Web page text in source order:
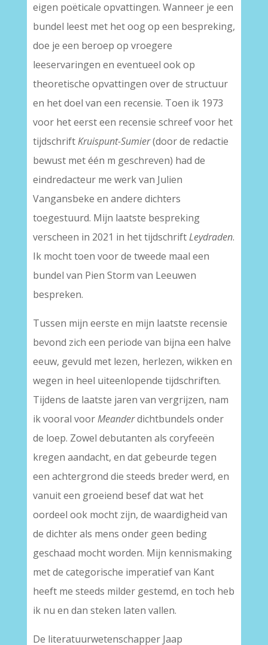
eigen poëticale opvattingen. Wanneer je een
bundel leest met het oog op een bespreking,
doe je een beroep op vroegere
leeservaringen en eventueel ook op
theoretische opvattingen over de structuur
en het doel van een recensie. Toen ik 1973
voor het eerst een recensie schreef voor het
tijdschriftKruispunt-Sumier(door de redactie
bewust met één m geschreven) had de
eindredacteur me werk van Julien
Vangansbeke en andere dichters
toegestuurd. Mijn laatste bespreking
verscheen in 2021 in het tijdschriftLeydraden.
Ik mocht toen voor de tweede maal een
bundel van Pien Storm van Leeuwen
bespreken.
Tussen mijn eerste en mijn laatste recensie
bevond zich een periode van bijna een halve
eeuw, gevuld met lezen, herlezen, wikken en
wegen in heel uiteenlopende tijdschriften.
Tijdens de laatste jaren van vergrijzen, nam
ik vooral voorMeanderdichtbundels onder
de loep. Zowel debutanten als coryfeeën
kregen aandacht, en dat gebeurde tegen
een achtergrond die steeds breder werd, en
vanuit een groeiend besef dat wat het
oordeel ook mocht zijn, de waardigheid van
de dichter als mens onder geen beding
geschaad mocht worden. Mijn kennismaking
met de categorische imperatief van Kant
heeft me steeds milder gestemd, en toch heb
ik nu en dan steken laten vallen.
De literatuurwetenschapper Jaap